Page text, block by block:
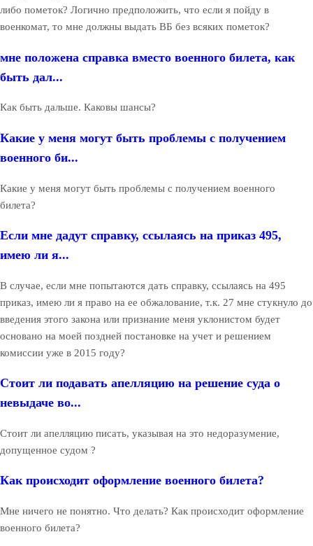
либо пометок? Логично предположить, что если я пойду в
военкомат, то мне должны выдать ВБ без всяких пометок?
мне положена справка вместо военного билета, как
быть дал...
Как быть дальше. Каковы шансы?
Какие у меня могут быть проблемы с получением
военного би...
Какие у меня могут быть проблемы с получением военного
билета?
Если мне дадут справку, ссылаясь на приказ 495,
имею ли я...
В случае, если мне попытаются дать справку, ссылаясь на 495
приказ, имею ли я право на ее обжалование, т.к. 27 мне стукнуло до
введения этого закона или признание меня уклонистом будет
основано на моей поздней постановке на учет и решением
комиссии уже в 2015 году?
Стоит ли подавать апелляцию на решение суда о
невыдаче во...
Стоит ли апелляцию писать, указывая на это недоразумение,
допущенное судом ?
Как происходит оформление военного билета?
Мне ничего не понятно. Что делать? Как происходит оформление
военного билета?